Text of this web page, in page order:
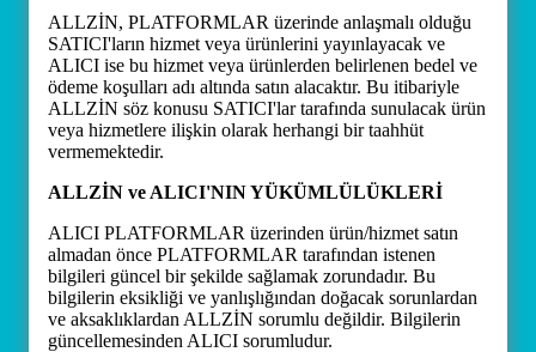
ALLZİN, PLATFORMLAR üzerinde anlaşmalı olduğu
SATICI'ların hizmet veya ürünlerini yayınlayacak ve
ALICI ise bu hizmet veya ürünlerden belirlenen bedel ve
ödeme koşulları adı altında satın alacaktır. Bu itibariyle
ALLZİN söz konusu SATICI'lar tarafında sunulacak ürün
veya hizmetlere ilişkin olarak herhangi bir taahhüt
vermemektedir.
ALLZİN ve ALICI'NIN YÜKÜMLÜLÜKLERİ
ALICI PLATFORMLAR üzerinden ürün/hizmet satın
almadan önce PLATFORMLAR tarafından istenen
bilgileri güncel bir şekilde sağlamak zorundadır. Bu
bilgilerin eksikliği ve yanlışlığından doğacak sorunlardan
ve aksaklıklardan ALLZİN sorumlu değildir. Bilgilerin
güncellemesinden ALICI sorumludur.